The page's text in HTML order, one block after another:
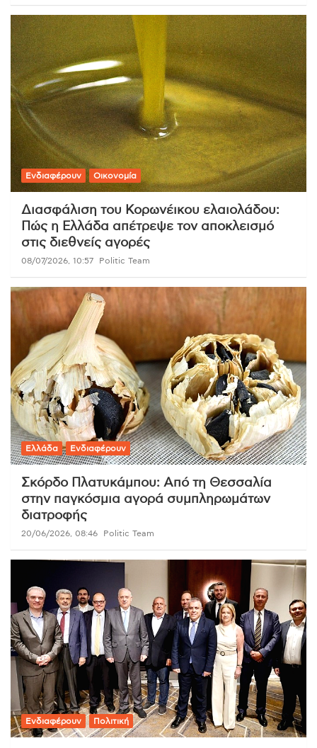
Ενδιαφέρουν Οικονομία
Διασφάλιση του Κορωνέικου ελαιολάδου:
Πώς η Ελλάδα απέτρεψε τον αποκλεισμό
στις διεθνείς αγορές
08/07/2026, 10:57 Politic Team
Ελλάδα Ενδιαφέρουν
Σκόρδο Πλατυκάμπου: Από τη Θεσσαλία
στην παγκόσμια αγορά συμπληρωμάτων
διατροφής
20/06/2026, 08:46 Politic Team
Ενδιαφέρουν Πολιτική